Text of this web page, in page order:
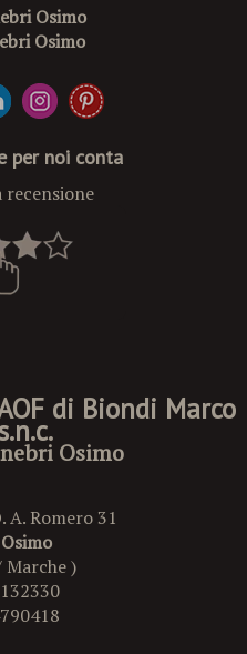
di Biondi Marco
Osimo
A. Romero 31
Osimo
)
Osimo
Osimo
Instagram
Pinterest
per noi conta
recensione